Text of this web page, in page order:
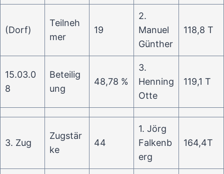
(Dorf)
Teilneh
mer
19
2.
Manuel
Günther
118,8 T
15.03.0
8
Beteilig
ung
48,78 %
3.
Henning
Otte
119,1 T
3. Zug
Zugstär
ke
44
1. Jörg
Falkenb
erg
164,4T